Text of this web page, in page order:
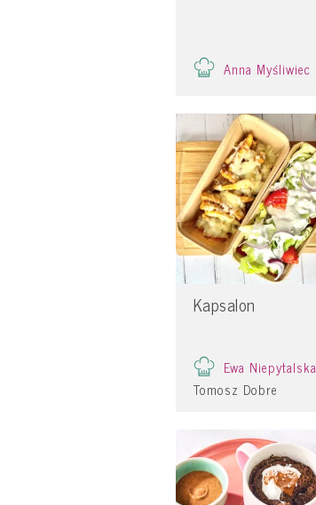
Anna Myśliwiec
Kapsalon
Ewa Niepytalska
Tomosz Dobre